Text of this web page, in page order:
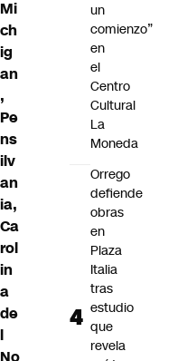
Mi
ch
ig
an
,
Pe
ns
ilv
an
ia,
Ca
rol
in
a
de
l
un
comienzo”
en
el
Centro
Cultural
La
Moneda
Orrego
defiende
obras
en
Plaza
Italia
tras
estudio
que
revela